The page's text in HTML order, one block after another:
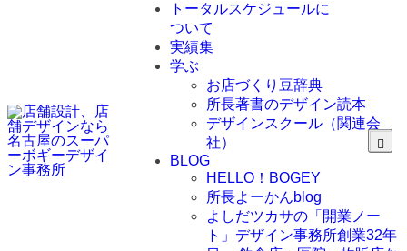
トータルスケジュールに
ついて
実績集
学ぶ
お店づくり豆辞典
所長著書のデザイン読本
デザインスクール（関連会
社）
BLOG
HELLO！BOGEY
所長よーかんblog
よしだツカサの「開業ノー
ト」 デザイン事務所創業32年